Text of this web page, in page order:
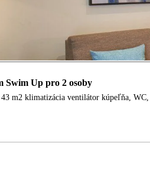
Swim Up pro 2 osoby
43 m2 klimatizácia ventilátor kúpeľňa,